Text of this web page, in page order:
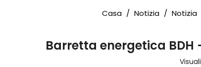
Casa / Notizia / Notizia
Barretta energetica